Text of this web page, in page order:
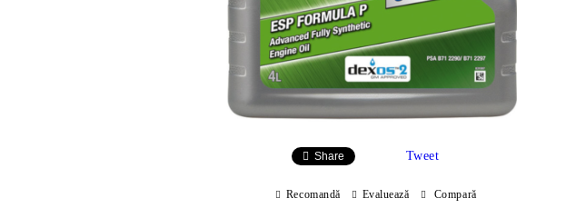
Share Tweet
Recomandă Evaluează Compară